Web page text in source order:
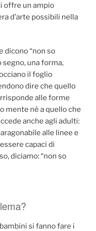
offre un ampio
d’arte possibili nella
dicono “non so
segno, una forma,
il foglio
dire che quello
alle forme
mente né a quello che
anche agli adulti:
alle linee e
capaci di
diciamo: “non so
si fanno fare i